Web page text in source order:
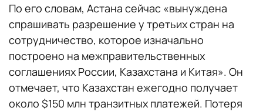
По его словам, Астана сейчас «вынуждена
спрашивать разрешение у третьих стран на
сотрудничество, которое изначально
построено на межправительственных
соглашениях России, Казахстана и Китая». Он
отмечает, что Казахстан ежегодно получает
около $150 млн транзитных платежей. Потеря